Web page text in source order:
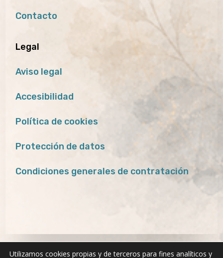
Contacto
Legal
Aviso legal
Accesibilidad
Política de cookies
Protección de datos
Condiciones generales de contratación
Utilizamos cookies propias y de terceros para fines analíticos y